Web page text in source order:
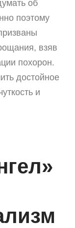
об
поэтому
взяв
похорон.
достойное
и